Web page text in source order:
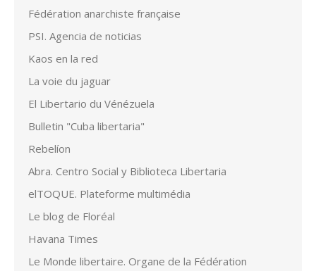
Fédération anarchiste française
PSI. Agencia de noticias
Kaos en la red
La voie du jaguar
El Libertario du Vénézuela
Bulletin "Cuba libertaria"
Rebelíon
Abra. Centro Social y Biblioteca Libertaria
elTOQUE. Plateforme multimédia
Le blog de Floréal
Havana Times
Le Monde libertaire. Organe de la Fédération